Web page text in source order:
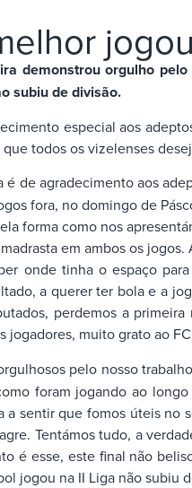
demonstrou orgulho
subiu de divisão.
especial aos
todos os vizelenses
é de agradecimento aos
fora, no domingo de
forma como nos
em ambos os
onde tinha o espaço
a querer ter bola e a
perdemos a
muito grato ao
pelo nosso
foram jogando ao
a sentir que fomos úteis
Tentámos tudo, a
é esse, este final não
jogou na II Liga não subiu